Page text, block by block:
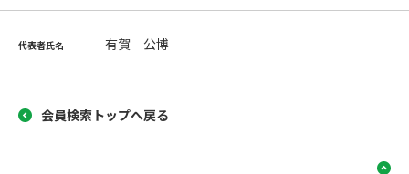
代表者氏名 有賀 公博
会員検索トップへ戻る